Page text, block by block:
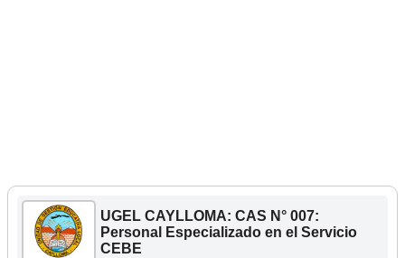
UGEL CAYLLOMA: CAS N° 007:
Personal Especializado en el Servicio
CEBE